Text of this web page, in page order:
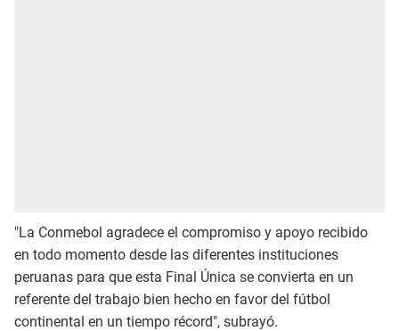
"La Conmebol agradece el compromiso y apoyo recibido
en todo momento desde las diferentes instituciones
peruanas para que esta Final Única se convierta en un
referente del trabajo bien hecho en favor del fútbol
continental en un tiempo récord", subrayó.